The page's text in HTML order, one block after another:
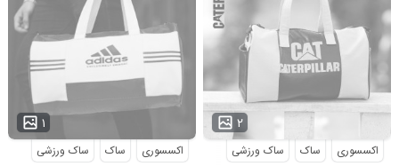
۱
اکسسوری ساک ساک ورزشی
۲
اکسسوری ساک ساک ورزشی